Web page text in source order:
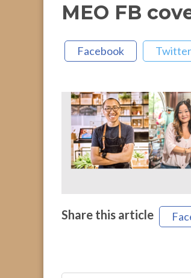
MEO FB
Facebook Twitter
Share this article